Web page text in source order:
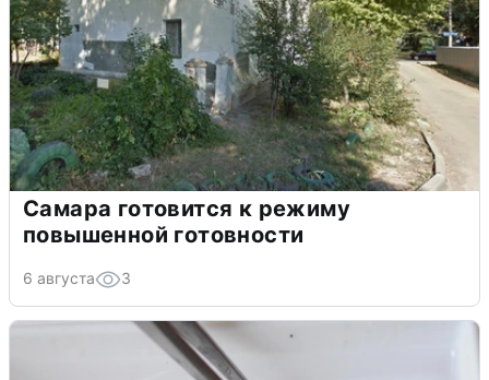
Самара готовится к режиму
повышенной готовности
6 августа 3